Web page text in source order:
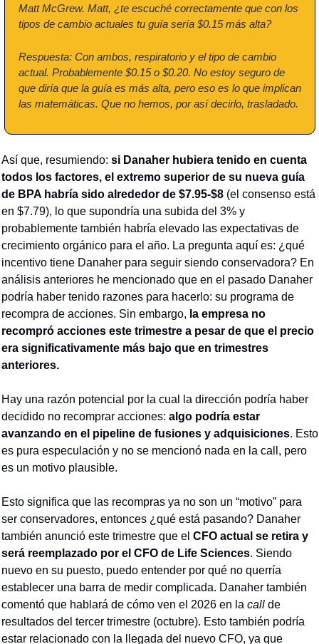
Matt McGrew. Matt, ¿te escuché correctamente que con los
tipos de cambio actuales tu guía sería $0.15 más alta?
Respuesta: Con ambos, respiratorio y el tipo de cambio
actual. Probablemente $0.15 o $0.20. No estoy seguro de
que diría que la guía es más alta, pero eso es lo que implican
las matemáticas. Que no hemos, por así decirlo, trasladado.
Así que, resumiendo: si Danaher hubiera tenido en cuenta
todos los factores, el extremo superior de su nueva guía
de BPA habría sido alrededor de $7.95-$8 (el consenso está
en $7.79), lo que supondría una subida del 3% y
probablemente también habría elevado las expectativas de
crecimiento orgánico para el año. La pregunta aquí es: ¿qué
incentivo tiene Danaher para seguir siendo conservadora? En
análisis anteriores he mencionado que en el pasado Danaher
podría haber tenido razones para hacerlo: su programa de
recompra de acciones. Sin embargo, la empresa no
recompró acciones este trimestre a pesar de que el precio
era significativamente más bajo que en trimestres
anteriores.
Hay una razón potencial por la cual la dirección podría haber
decidido no recomprar acciones: algo podría estar
avanzando en el pipeline de fusiones y adquisiciones. Esto
es pura especulación y no se mencionó nada en la call, pero
es un motivo plausible.
Esto significa que las recompras ya no son un “motivo” para
ser conservadores, entonces ¿qué está pasando? Danaher
también anunció este trimestre que el CFO actual se retira y
será reemplazado por el CFO de Life Sciences. Siendo
nuevo en su puesto, puedo entender por qué no querría
establecer una barra de medir complicada. Danaher también
comentó que hablará de cómo ven el 2026 en la call de
resultados del tercer trimestre (octubre). Esto también podría
estar relacionado con la llegada del nuevo CFO, ya que